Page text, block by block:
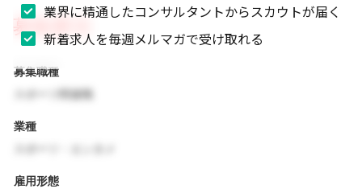
募集要項
募集職種
スポーツ関連職
業種
雇用形態
業界に精通したコンサルタントからスカウトが届く
新着求人を毎週メルマガで受け取れる